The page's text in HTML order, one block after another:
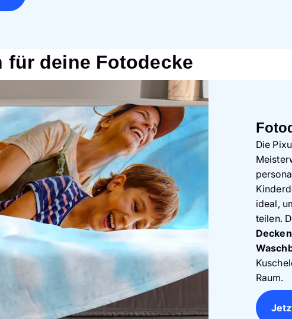
für deine Fotodecke
Die
ideal,
teilen.
Raum.